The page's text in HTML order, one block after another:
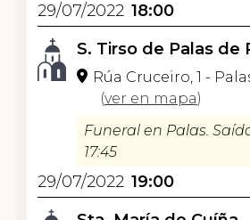
29/07/2022 18:00
S. Tirso de Palas de
Rúa Cruceiro, 1 -
(ver en mapa)
Funeral en Palas.
17:45
29/07/2022 19:00